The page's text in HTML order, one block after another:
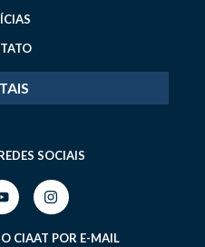
SOCIAIS
CIAAT POR E-MAIL